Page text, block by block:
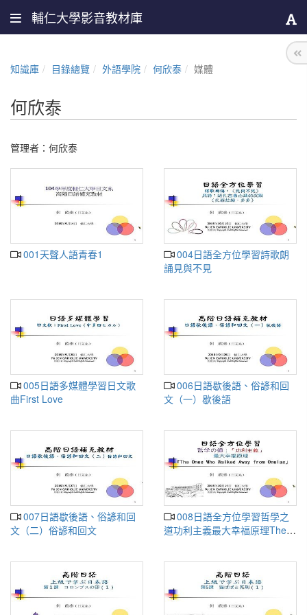
輔仁大學影音教材庫
知識庫 目錄總覽 外語學院 何欣泰 媒體
何欣泰
管理者： 何欣泰
001天聲人語青春1
004日語全方位學習詩歌朗
誦見與不見
005日語多媒體學習日文歌
曲First Love
006日語歇後語、俗諺和回
文（一）歇後語
007日語歇後語、俗諺和回
文（二）俗諺和回文
008日語全方位學習哲學之
道功利主義最大幸福原理The